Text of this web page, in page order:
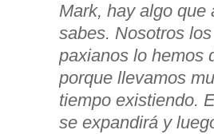
Mark, hay algo que
sabes. Nosotros
paxianos lo hemos
porque llevamos
tiempo existiendo.
se expandirá y